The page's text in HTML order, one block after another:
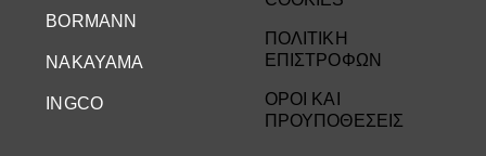
BORMANN
NAKAYAMA
INGCO
ΠΟΛΙΤΙΚΗ
ΕΠΙΣΤΡΟΦΩΝ
ΟΡΟΙ ΚΑΙ
ΠΡΟΥΠΟΘΕΣΕΙΣ